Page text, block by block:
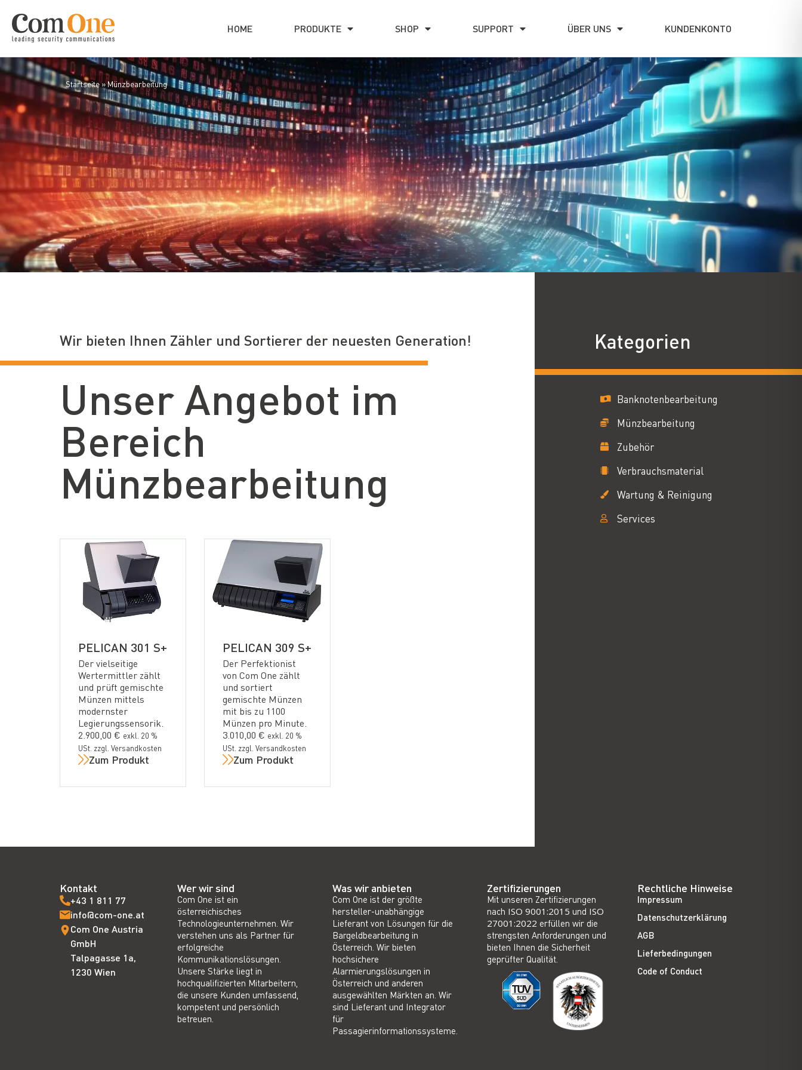
HOME PRODUKTE SHOP SUPPORT ÜBER UNS KUNDENKONTO
Startseite»Münzbearbeitung
Wir bieten Ihnen Zähler und Sortierer der neuesten Generation!
Unser Angebot im
Bereich
Münzbearbeitung
PELICAN 301 S+
Der vielseitige
Wertermittler zählt
und prüft gemischte
Münzen mittels
modernster
Legierungssensorik.
2.900,00 € exkl. 20 %
USt. zzgl. Versandkosten
Zum Produkt
PELICAN 309 S+
Der Perfektionist
von Com One zählt
und sortiert
gemischte Münzen
mit bis zu 1100
Münzen pro Minute.
3.010,00 € exkl. 20 %
USt. zzgl. Versandkosten
Zum Produkt
Kategorien
Banknotenbearbeitung
Münzbearbeitung
Zubehör
Verbrauchsmaterial
Wartung & Reinigung
Services
Kontakt
+43 1 811 77
info@com-one.at
Com One Austria
GmbH
Talpagasse 1a,
1230 Wien
Wer wir sind
Com One ist ein
österreichisches
Technologieunternehmen. Wir
verstehen uns als Partner für
erfolgreiche
Kommunikationslösungen.
Unsere Stärke liegt in
hochqualifizierten Mitarbeitern,
die unsere Kunden umfassend,
kompetent und persönlich
betreuen.
Was wir anbieten
Com One ist der größte
hersteller-unabhängige
Lieferant von Lösungen für die
Bargeldbearbeitung in
Österreich. Wir bieten
hochsichere
Alarmierungslösungen in
Österreich und anderen
ausgewählten Märkten an. Wir
sind Lieferant und Integrator
für
Passagierinformationssysteme.
Zertifizierungen
Mit unseren Zertifizierungen
nach ISO 9001:2015 und ISO
27001:2022 erfüllen wir die
strengsten Anforderungen und
bieten Ihnen die Sicherheit
geprüfter Qualität.
Rechtliche Hinweise
Impressum
Datenschutzerklärung
AGB
Lieferbedingungen
Code of Conduct